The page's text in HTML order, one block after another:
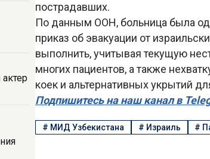
пострадавших.
По данным ООН, больница была
приказ об эвакуации от
выполнить, учитывая текущую
многих пациентов, а также
коек и альтернативных укрытий
Подпишитесь на наш канал в
# МИД Узбекистана # Израиль #